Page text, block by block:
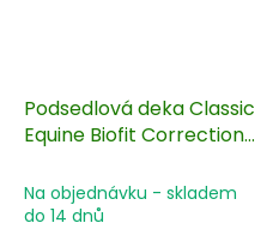
Podsedlová deka Classic
Equine Biofit Correction
Na objednávku - skladem
do 14 dnů